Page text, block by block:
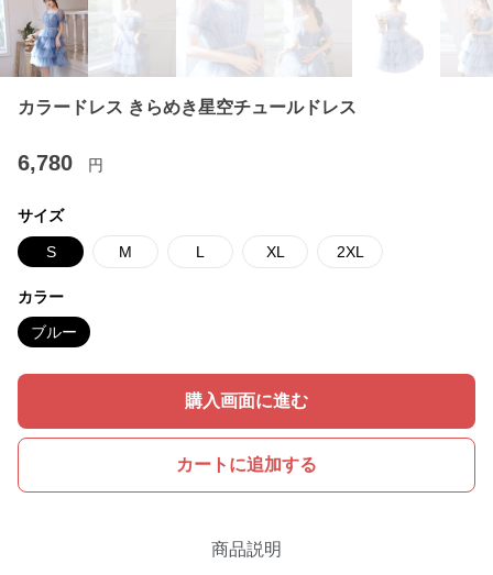
カラードレス きらめき星空チュールドレス
6,780 円
サイズ
S M L XL 2XL
カラー
ブルー
購入画面に進む
カートに追加する
商品説明